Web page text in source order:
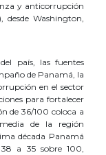
y anticorrupción
desde Washington,
país, las fuentes
de Panamá, la
en el sector
para fortalecer
de 36/100 coloca a
de la región
década Panamá
a 35 sobre 100,